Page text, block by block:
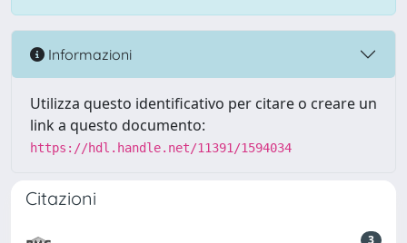
Informazioni
Utilizza questo identificativo per citare o creare un
link a questo documento:
https://hdl.handle.net/11391/1594034
Citazioni